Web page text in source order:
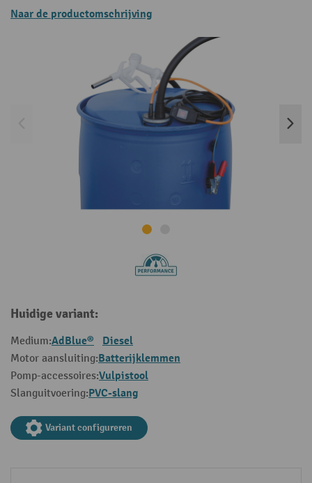
Naar de productomschrijving
Huidige variant:
Medium:AdBlue® Diesel
Motor aansluiting:Batterijklemmen
Pomp-accessoires:Vulpistool
Slanguitvoering:PVC-slang
Variant configureren